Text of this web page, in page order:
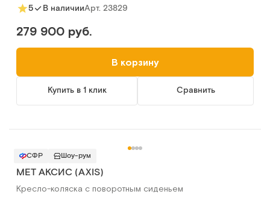
5 В наличииАрт. 23829
279 900 руб.
В корзину
Купить в 1 клик Сравнить
СФР Шоу-рум
MET АКСИС (AXIS)
Кресло-коляска с поворотным сиденьем